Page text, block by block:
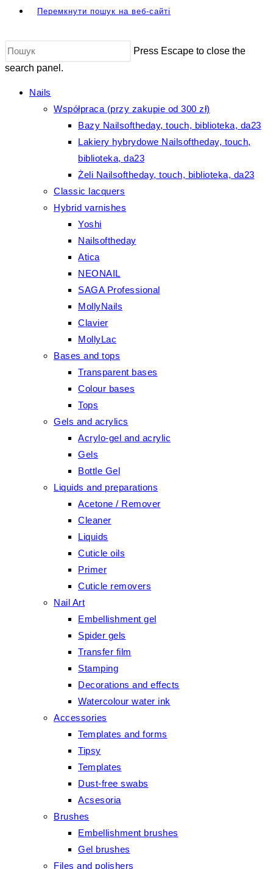
Перемкнути пошук на веб-сайті
Press Escape to close the
search panel.
Nails
Współpraca (przy zakupie od 300 zł)
Bazy Nailsoftheday, touch, biblioteka, da23
Lakiery hybrydowe Nailsoftheday, touch,
biblioteka, da23
Żeli Nailsoftheday, touch, biblioteka, da23
Classic lacquers
Hybrid varnishes
Yoshi
Nailsoftheday
Atica
NEONAIL
SAGA Professional
MollyNails
Clavier
MollyLac
Bases and tops
Transparent bases
Colour bases
Tops
Gels and acrylics
Acrylo-gel and acrylic
Gels
Bottle Gel
Liquids and preparations
Acetone / Remover
Cleaner
Liquids
Cuticle oils
Primer
Cuticle removers
Nail Art
Embellishment gel
Spider gels
Transfer film
Stamping
Decorations and effects
Watercolour water ink
Accessories
Templates and forms
Tipsy
Templates
Dust-free swabs
Acsesoria
Brushes
Embellishment brushes
Gel brushes
Files and polishers